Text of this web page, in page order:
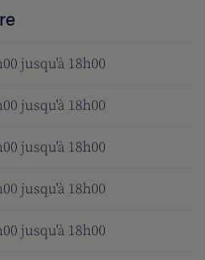
jusqu'à 18h00
jusqu'à 18h00
jusqu'à 18h00
jusqu'à 18h00
jusqu'à 18h00